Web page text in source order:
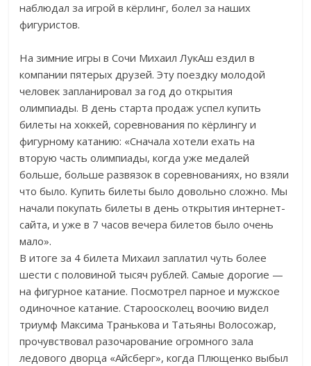
наблюдал за игрой в кёрлинг, болел за наших
фигуристов.
На зимние игры в Сочи Михаил ЛукАш ездил в
компании пятерых друзей. Эту поездку молодой
человек запланировал за год до открытия
олимпиады. В день старта продаж успел купить
билеты на хоккей, соревнования по кёрлингу и
фигурному катанию: «Сначала хотели ехать на
вторую часть олимпиады, когда уже медалей
больше, больше развязок в соревнованиях, но взяли
что было. Купить билеты было довольно сложно. Мы
начали покупать билеты в день открытия интернет-
сайта, и уже в 7 часов вечера билетов было очень
мало».
В итоге за 4 билета Михаил заплатил чуть более
шести с половиной тысяч рублей. Самые дорогие —
на фигурное катание. Посмотрел парное и мужское
одиночное катание. Староосколец воочию видел
триумф Максима Транькова и Татьяны Волосожар,
прочувствовал разочарование огромного зала
ледового дворца «Айсберг», когда Плющенко выбыл